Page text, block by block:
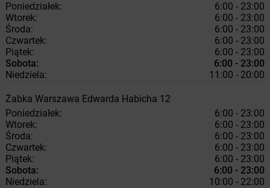
Poniedziałek:
6:00 - 23:00
Wtorek:
6:00 - 23:00
Środa:
6:00 - 23:00
Czwartek:
6:00 - 23:00
Piątek:
6:00 - 23:00
Sobota:
6:00 - 23:00
Niedziela:
11:00 - 20:00
Żabka Warszawa Edwarda Habicha 12
Poniedziałek:
6:00 - 23:00
Wtorek:
6:00 - 23:00
Środa:
6:00 - 23:00
Czwartek:
6:00 - 23:00
Piątek:
6:00 - 23:00
Sobota:
6:00 - 23:00
Niedziela:
10:00 - 22:00